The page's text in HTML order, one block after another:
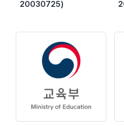
20030725)